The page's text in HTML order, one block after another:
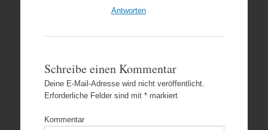
Antworten
Schreibe einen Kommentar
Deine E-Mail-Adresse wird nicht veröffentlicht.
Erforderliche Felder sind mit *markiert
Kommentar